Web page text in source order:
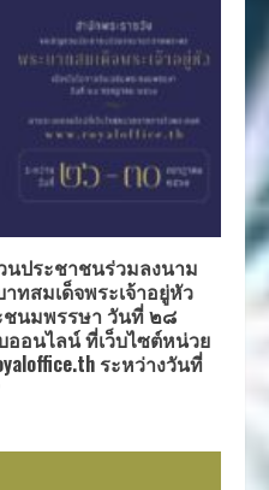
ประชาชนร่วมลงนาม
ทสมเด็จพระเจ้าอยู่หัว
ชนมพรรษา วันที่ ๒๘
อนไลน์ ที่เว็บไซต์หน่วย
ระหว่างวันที่